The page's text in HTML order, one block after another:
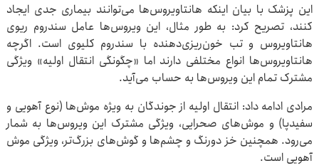
این پزشک با بیان اینکه هانتاویروس‌ها می‌توانند بیماری جدی ایجاد
کنند، تصریح کرد: به طور مثال، این ویروس‌ها عامل سندروم ریوی
هانتاویروس و تب خون‌ریزی‌دهنده با سندروم کلیوی است. اگرچه
هانتاویروس‌ها انواع مختلفی دارند اما «چگونگی انتقال اولیه» ویژگی
مشترک تمام این ویروس‌ها به حساب می‌آید.
مرادی ادامه داد: انتقال اولیه از جوندگان به ویژه موش‌ها (نوع آهویی و
سفیدپا) و موش‌های صحرایی، ویژگی مشترک این ویروس‌ها به شمار
می‌رود. همچنین خز دورنگ و چشم‌ها و گوش‌های بزرگ‌تر، ویژگی موش
آهویی است.